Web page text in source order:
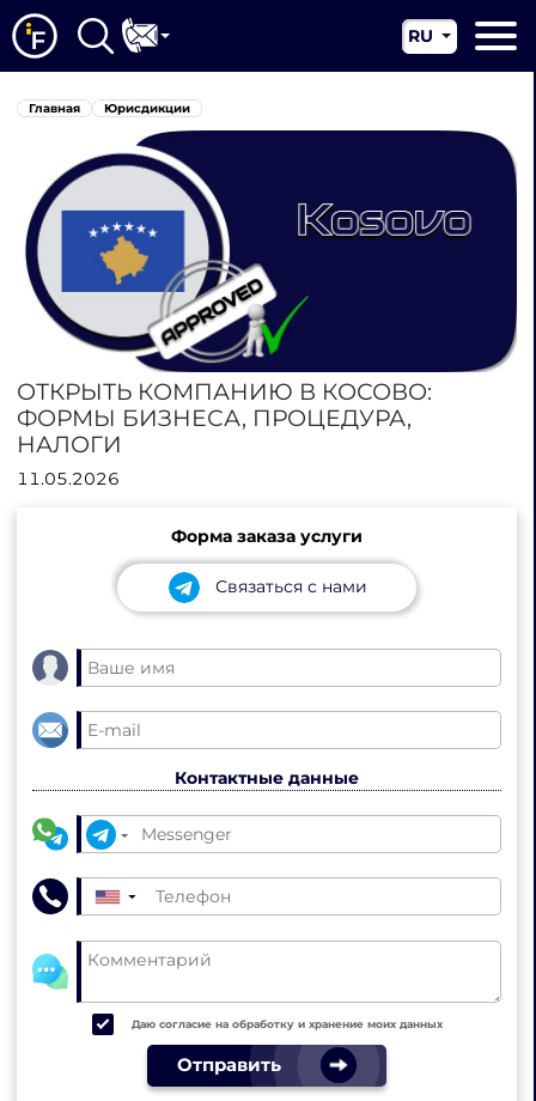
О нас
Новости
Юрисдикции
RU
EN
Главная Юрисдикции
ОТКРЫТЬ КОМПАНИЮ В КОСОВО:
ФОРМЫ БИЗНЕСА, ПРОЦЕДУРА,
НАЛОГИ
11.05.2026
Форма заказа услуги
Связаться с нами
Контактные данные
▼
Даю согласие на обработку и хранение моих данных
Отправить